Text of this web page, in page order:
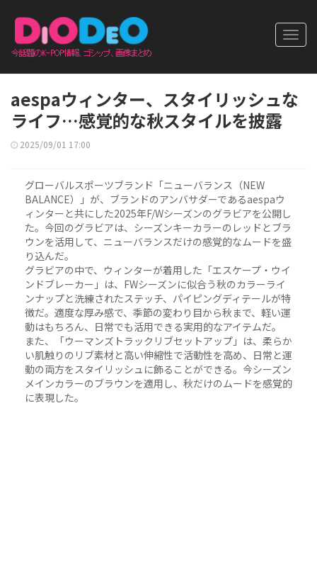
aespaウィンター、スタイリッシュな
ライフ…感覚的な秋スタイルを披露
2025/09/01 17:00
グローバルスポーツブランド「ニューバランス（NEW
BALANCE）」が、ブランドのアンバサダーであるaespaウ
ィンターと共にした2025年F/Wシーズンのグラビアを公開し
た。今回のグラビアは、シーズンキーカラーのレッドとブラ
ウンを活用して、ニューバランスだけの感覚的なムードを盛
り込んだ。
グラビアの中で、ウィンターが着用した「エスケープ・ウイ
ンドブレーカー」は、FWシーズンに似合う秋のカラーライ
ンナップと洗練されたステッチ、パイピングディテールが特
徴だ。適度な厚み感で、季節の変わり目から秋まで、軽い運
動はもちろん、日常でも活用できる実用的なアイテムだ。
また、「ウーマンズトラックリブセットアップ」は、柔らか
い肌触りのリブ素材と高い伸縮性で活動性を高め、日常と運
動の両方をスタイリッシュに飾ることができる。今シーズン
メインカラーのブラウンを適用し、秋だけのムードを感覚的
に表現した。